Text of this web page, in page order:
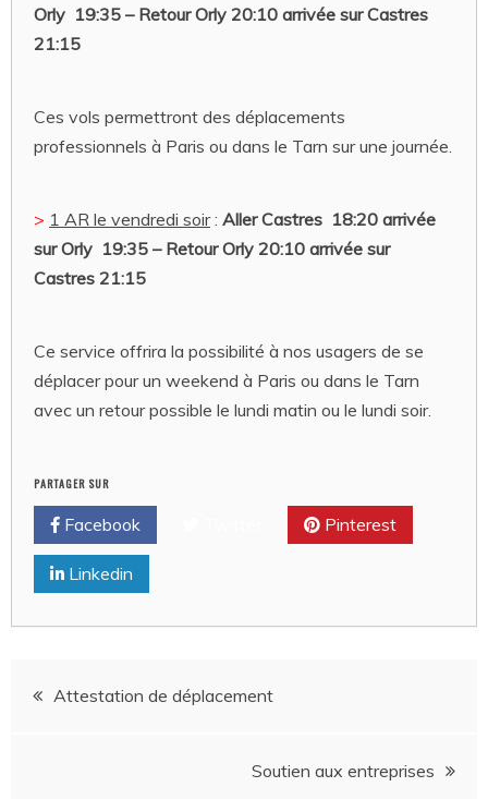
Orly 19:35 – Retour Orly 20:10 arrivée surCastres
21:15
Ces vols permettront des déplacements
professionnels à Paris ou dans le Tarn sur une journée.
> 1 AR le vendredi soir: Aller Castres 18:20 arrivée
surOrly 19:35 – Retour Orly 20:10 arrivée sur
Castres 21:15
Ce service offrira la possibilité à nos usagers de se
déplacer pour un weekend à Paris ou dans le Tarn
avec un retour possible le lundi matin ou le lundi soir.
PARTAGER SUR
Facebook Pinterest
Linkedin
Navigation
Attestation de déplacement
Soutien aux entreprises